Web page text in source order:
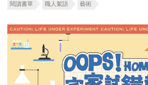
閱讀書單 職人絮語 藝術